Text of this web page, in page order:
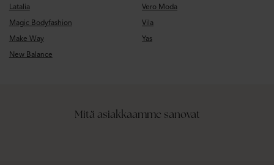
Latalia
Magic Bodyfashion
Make Way
New Balance
Vero Moda
Vila
Yas
Mitä asiakkaamme sanovat